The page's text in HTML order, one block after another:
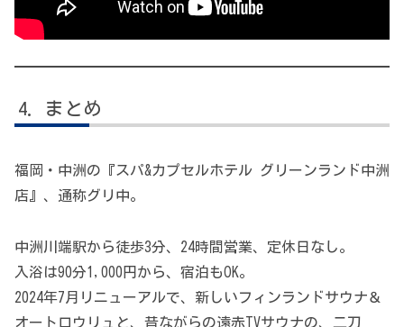
まとめ
福岡・中洲の『スパ&カプセルホテル グリーンランド中洲
店』、通称グリ中。
中洲川端駅から徒歩3分、24時間営業、定休日なし。
入浴は90分1,000円から、宿泊もOK。
2024年7月リニューアルで、新しいフィンランドサウナ＆
オートロウリュと、昔ながらの遠赤TVサウナの、二刀